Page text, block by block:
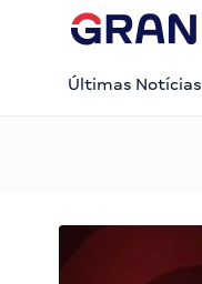
Últimas Notícias